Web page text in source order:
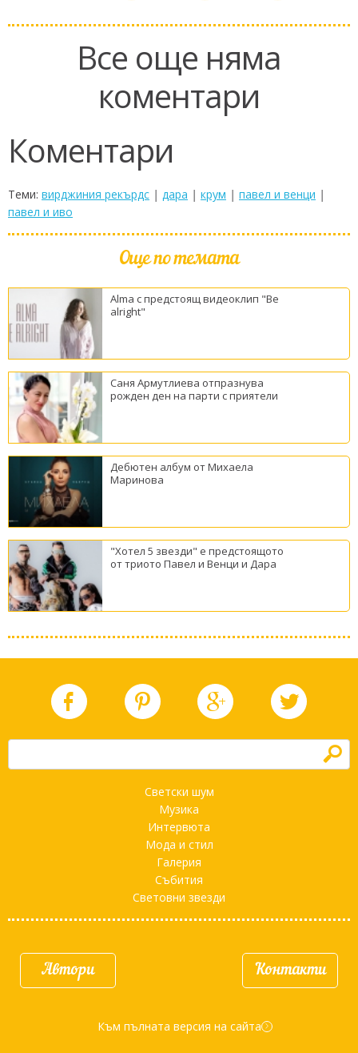
Все още няма
коментари
Коментари
Теми: вирджиния рекърдс | дара | крум | павел и венци |
павел и иво
Още по темата
Alma с предстоящ видеоклип "Be
alright"
Саня Армутлиева отпразнува
рожден ден на парти с приятели
Дебютен албум от Михаела
Маринова
"Хотел 5 звезди" е предстоящото
от триото Павел и Венци и Дара
h
Светски шум
Музика
Интервюта
Мода и стил
Галерия
Събития
Световни звезди
Автори Контакти
Към пълната версия на сайта d